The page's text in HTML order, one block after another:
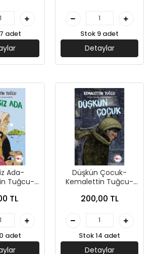
adet Stok 9 adet
Detaylar
Ada-
Tuğcu-
TL
adet
Düşkün Çocuk-
Kemalettin Tuğcu-
200,00 TL
Stok 14 adet
Detaylar